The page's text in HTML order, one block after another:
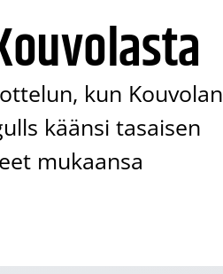
kun Kouvolan
käänsi tasaisen
mukaansa